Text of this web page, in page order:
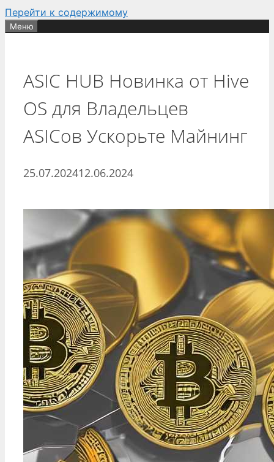
Перейти к содержимому
Меню
ASIC HUB Новинка от Hive
OS для Владельцев
ASICов Ускорьте Майнинг
25.07.202412.06.2024